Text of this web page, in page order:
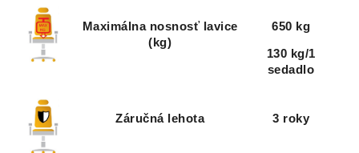
Maximálna nosnosť lavice
(kg)
650 kg
130 kg/1
sedadlo
Záručná lehota 3 roky